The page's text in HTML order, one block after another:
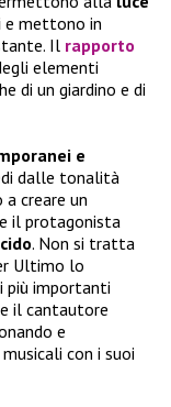
e mettono in
Il rapporto
elementi
di un giardino e di
e
dalle tonalità
creare un
il protagonista
. Non si tratta
Ultimo lo
più importanti
il cantautore
e
con i suoi